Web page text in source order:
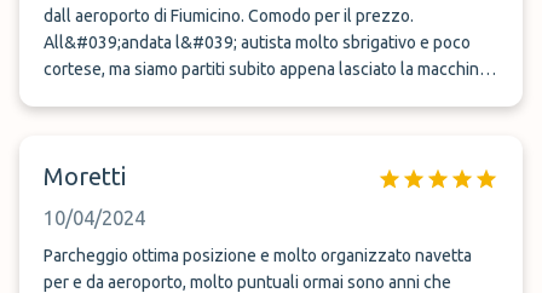
dall aeroporto di Fiumicino. Comodo per il prezzo.
All&#039;andata l&#039; autista molto sbrigativo e poco
cortese, ma siamo partiti subito appena lasciato la macchina.
era solo a gestire il parcheggio e la navetta che faceva avanti
Moretti
10/04/2024
Parcheggio ottima posizione e molto organizzato navetta
per e da aeroporto, molto puntuali ormai sono anni che